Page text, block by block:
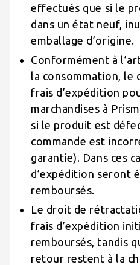
effectués que si le
dans un état neuf,
emballage d’origine.
Conformément à
la consommation, le
frais d’expédition
marchandises à
si le produit est
commande est
garantie). Dans ces
d’expédition seront
remboursés.
Le droit de
frais d’expédition
remboursés, tandis
retour restent à la